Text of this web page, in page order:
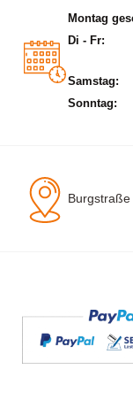
Montag
Di - Fr:
Samstag:
Sonntag: